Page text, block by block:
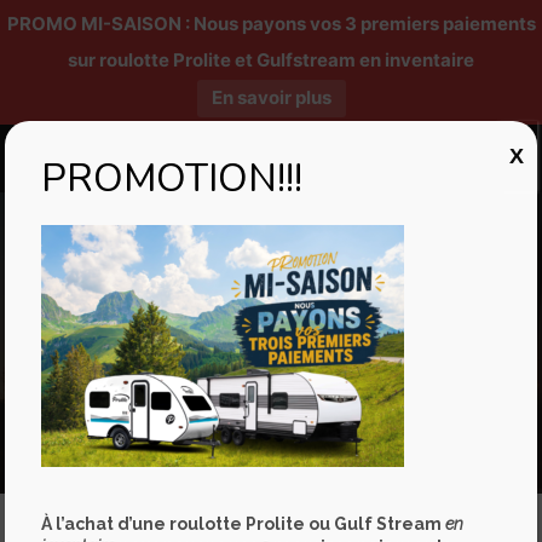
PROMO MI-SAISON : Nous payons vos 3 premiers paiements
sur roulotte Prolite et Gulfstream en inventaire
En savoir plus
Rebel – Modèle
30R
PROMOTION!!!
À l’achat d’une roulotte Prolite ou Gulf Streamen
X